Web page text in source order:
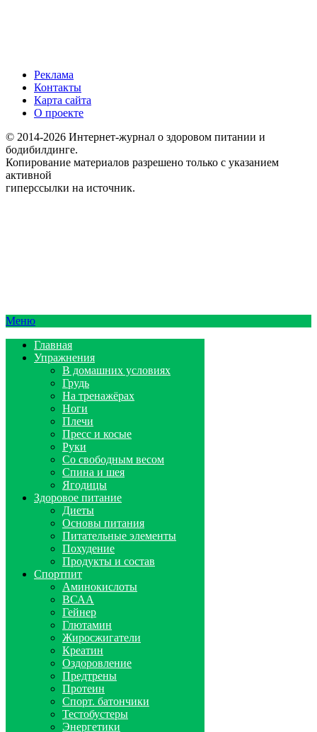
Реклама
Контакты
Карта сайта
О проекте
© 2014-2026 Интернет-журнал о здоровом питании и
бодибилдинге.
Копирование материалов разрешено только с указанием
активной
гиперссылки на источник.
Меню
Главная
Упражнения
В домашних условиях
Грудь
На тренажёрах
Ноги
Плечи
Пресс и косые
Руки
Со свободным весом
Спина и шея
Ягодицы
Здоровое питание
Диеты
Основы питания
Питательные элементы
Похудение
Продукты и состав
Спортпит
Аминокислоты
ВСАА
Гейнер
Глютамин
Жиросжигатели
Креатин
Оздоровление
Предтрены
Протеин
Спорт. батончики
Тестобустеры
Энергетики